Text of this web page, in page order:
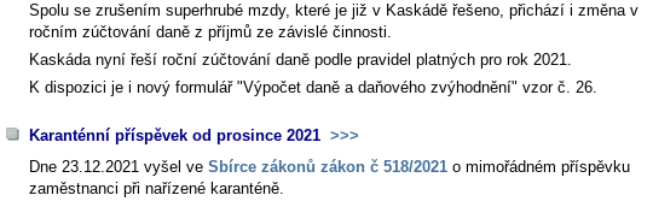
Spolu se zrušením superhrubé mzdy, které je již v Kaskádě řešeno, přichází i změna v
ročním zúčtování daně z příjmů ze závislé činnosti.
Kaskáda nyní řeší roční zúčtování daně podle pravidel platných pro rok 2021.
K dispozici je i nový formulář "Výpočet daně a daňového zvýhodnění" vzor č. 26.
Karanténní příspěvek od prosince 2021 >>>
Dne 23.12.2021 vyšel ve Sbírce zákonů zákon č 518/2021 o mimořádném příspěvku
zaměstnanci při nařízené karanténě.